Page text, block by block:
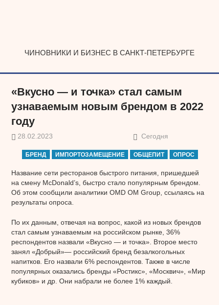
ЧИНОВНИКИ И БИЗНЕС В САНКТ-ПЕТЕРБУРГЕ
«Вкусно — и точка» стал самым
узнаваемым новым брендом в 2022
году
28.02.2023 Сегодня
БРЕНД ИМПОРТОЗАМЕЩЕНИЕ ОБЩЕПИТ ОПРОС
Название сети ресторанов быстрого питания, пришедшей
на смену McDonald’s, быстро стало популярным брендом.
Об этом сообщили аналитики OMD OM Group, ссылаясь на
результаты опроса.
По их данным, отвечая на вопрос, какой из новых брендов
стал самым узнаваемым на российском рынке, 36%
респондентов назвали «Вкусно — и точка». Второе место
занял «Добрый»— российский бренд безалкогольных
напитков. Его назвали 6% респондентов. Также в числе
популярных оказались бренды «Ростикс», «Москвич», «Мир
кубиков» и др. Они набрали не более 1% каждый.